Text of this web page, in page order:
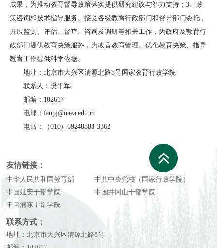
成果，为推动教育督导政策落实提供研究建议与智力支持； 3、政
策咨询和技术指导服务。接受各级教育行政部门和督导部门委托，
开展监测、评估、督查、咨询及调研等相关工作，为政府及教育行
政部门提供教育决策服务，为改善教育管理、优化教育决策、指导
教育工作提供科学依据。
地址：北京市大兴区清源北路8号国家教育行政学院
联系人：樊平军
邮编： 102617
电邮： fanpj@naea.edu.cn
电话：（010） 69248888-3362
友情链接：
中华人民共和国教育部
中共中央党校（国家行政学院）
中国延安干部学院
中国井冈山干部学院
中国浦东干部学院
联系方式：
地址：北京市大兴区清源北路8号